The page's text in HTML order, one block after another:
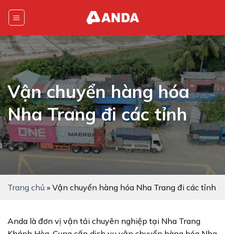
Vận chuyển hàng hóa
Nha Trang đi các tỉnh
Trang chủ » Vận chuyển hàng hóa Nha Trang đi các tỉnh
Anda là đơn vị vận tải chuyên nghiệp tại Nha Trang